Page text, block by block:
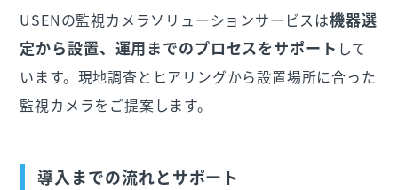
USENの監視カメラソリューションサービスは機器選
定から設置、運用までのプロセスをサポート して
います。現地調査とヒアリングから設置場所に合った
監視カメラをご提案します。
導入までの流れとサポート